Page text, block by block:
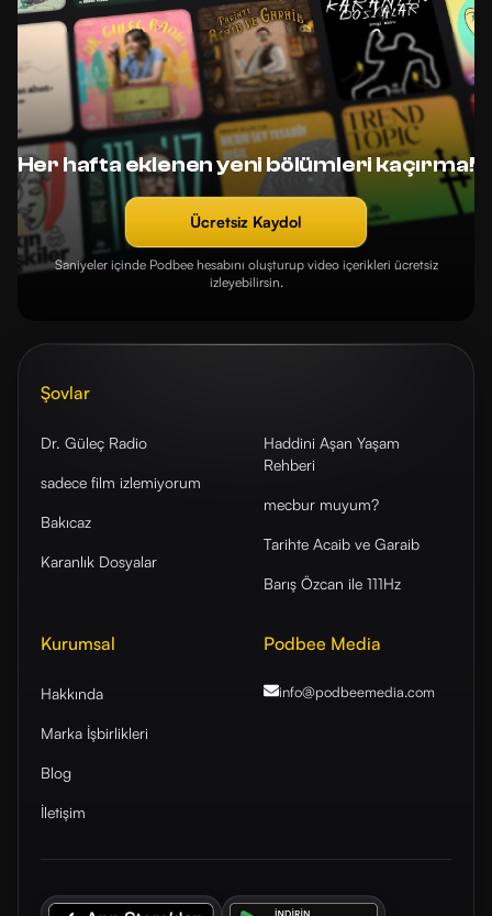
Her hafta eklenen yeni bölümleri kaçırma!
Ücretsiz Kaydol
Saniyeler içinde Podbee hesabını oluşturup video içerikleri ücretsiz
izleyebilirsin.
Şovlar
Dr. Güleç Radio
sadece film izlemiyorum
Bakıcaz
Karanlık Dosyalar
Haddini Aşan Yaşam
Rehberi
mecbur muyum?
Tarihte Acaib ve Garaib
Barış Özcan ile 111Hz
Kurumsal
Hakkında
Marka İşbirlikleri
Blog
İletişim
Podbee Media
info@podbeemedia.com